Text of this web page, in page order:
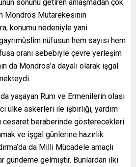
sonunu getiren anlaşmadan çok
Mondros Mütarekesinin
konumu nedeniyle yani
nüfusun hem sayısı hem
oranı sebebiyle çevre yerleşim
da Mondros’a dayalı olarak işgal
yaşayan Rum ve Ermenilerin olası
ülke askerleri ile işbirliği, yardım
cesaret beraberinde gösterecekleri
ve işgal günlerine hazırlık
da Milli Mücadele amaçlı
gündeme gelmiştir. Bunlardan ilki